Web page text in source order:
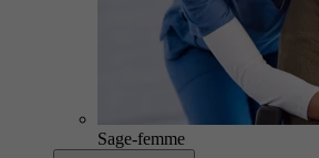
Sage-femme